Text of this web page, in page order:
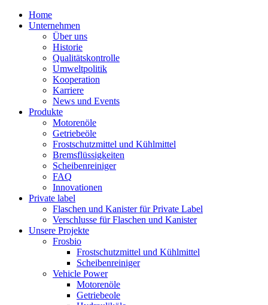
Home
Unternehmen
Über uns
Historie
Qualitätskontrolle
Umweltpolitik
Kooperation
Karriere
News und Events
Produkte
Motorenöle
Getriebeöle
Frostschutzmittel und Kühlmittel
Bremsflüssigkeiten
Scheibenreiniger
FAQ
Innovationen
Private label
Flaschen und Kanister für Private Label
Verschlusse für Flaschen und Kanister
Unsere Projekte
Frosbio
Frostschutzmittel und Kühlmittel
Scheibenreiniger
Vehicle Power
Motorenöle
Getriebeole